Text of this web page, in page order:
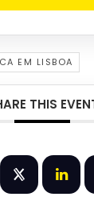
EM LISBOA
THIS